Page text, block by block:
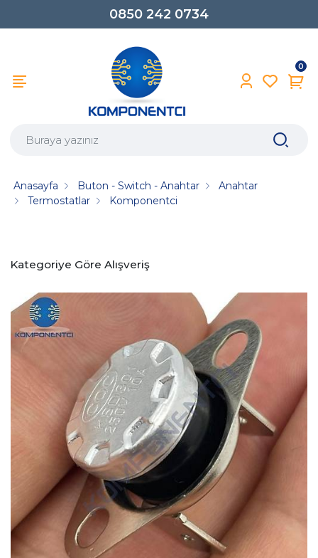
0850 242 0734
0
Anasayfa Buton - Switch - Anahtar
Anahtar
Termostatlar
Komponentci
Kategoriye Göre Alışveriş